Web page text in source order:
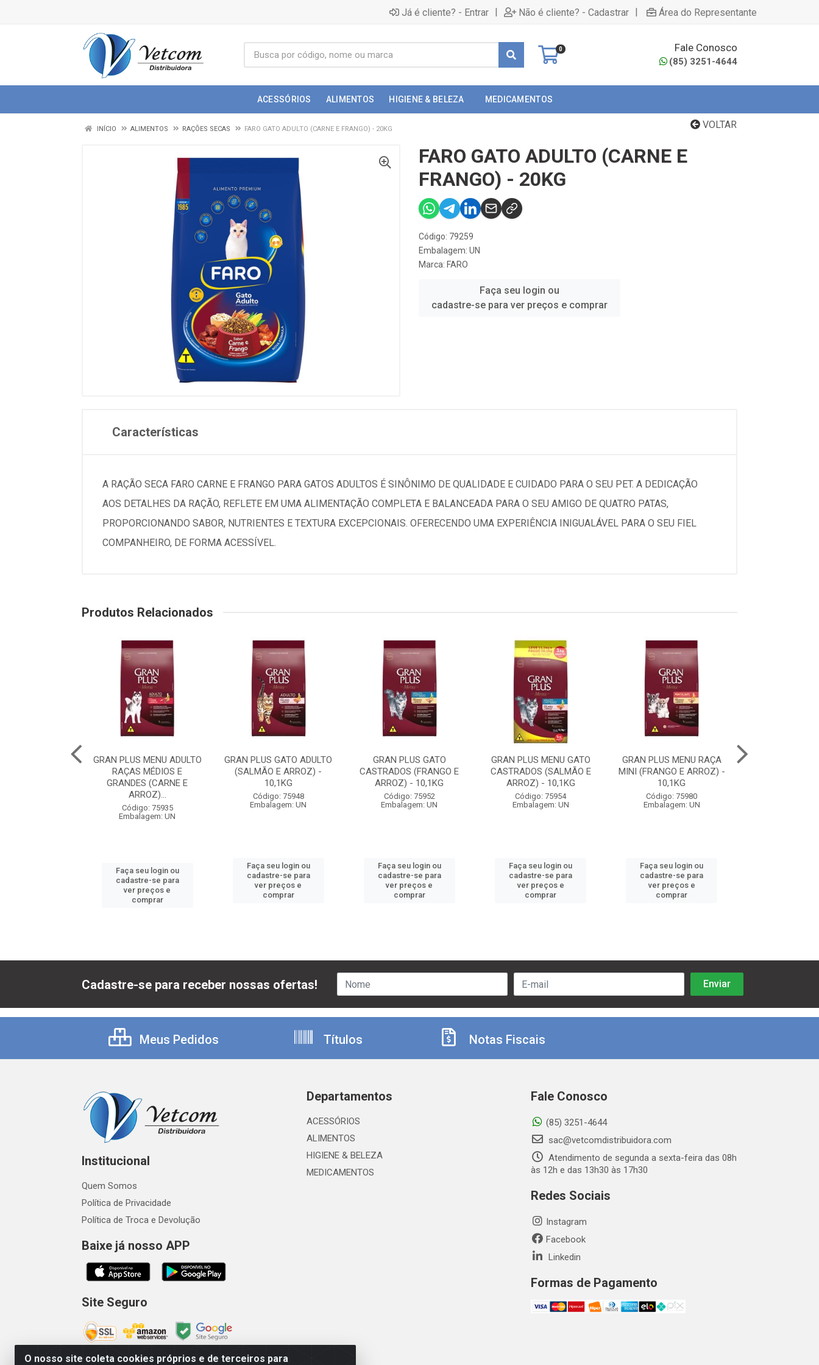
Já é cliente? - Entrar | Não é cliente? - Cadastrar | Área do Representante
0 Fale Conosco
(85) 3251-4644
ACESSÓRIOS ALIMENTOS HIGIENE & BELEZA MEDICAMENTOS
VOLTAR
INÍCIO ALIMENTOS RAÇÕES SECAS FARO GATO ADULTO (CARNE E FRANGO) - 20KG
FARO GATO ADULTO (CARNE E
FRANGO) - 20KG
Código: 79259
Embalagem: UN
Marca: FARO
Faça seu login ou
cadastre-se para ver preços e comprar
Características
A RAÇÃO SECA FARO CARNE E FRANGO PARA GATOS ADULTOS É SINÔNIMO DE QUALIDADE E CUIDADO PARA O SEU PET. A DEDICAÇÃO
AOS DETALHES DA RAÇÃO, REFLETE EM UMA ALIMENTAÇÃO COMPLETA E BALANCEADA PARA O SEU AMIGO DE QUATRO PATAS,
PROPORCIONANDO SABOR, NUTRIENTES E TEXTURA EXCEPCIONAIS. OFERECENDO UMA EXPERIÊNCIA INIGUALÁVEL PARA O SEU FIEL
COMPANHEIRO, DE FORMA ACESSÍVEL.
Produtos Relacionados
GRAN PLUS MENU ADULTO
RAÇAS MÉDIOS E
GRANDES (CARNE E
ARROZ)...
Código: 75935
Embalagem: UN
Faça seu login ou
cadastre-se para
ver preços e
comprar
GRAN PLUS GATO ADULTO
(SALMÃO E ARROZ) -
10,1KG
Código: 75948
Embalagem: UN
Faça seu login ou
cadastre-se para
ver preços e
comprar
GRAN PLUS GATO
CASTRADOS (FRANGO E
ARROZ) - 10,1KG
Código: 75952
Embalagem: UN
Faça seu login ou
cadastre-se para
ver preços e
comprar
GRAN PLUS MENU GATO
CASTRADOS (SALMÃO E
ARROZ) - 10,1KG
Código: 75954
Embalagem: UN
Faça seu login ou
cadastre-se para
ver preços e
comprar
GRAN PLUS MENU RAÇA
MINI (FRANGO E ARROZ) -
10,1KG
Código: 75980
Embalagem: UN
Faça seu login ou
cadastre-se para
ver preços e
comprar
O nosso site coleta cookies próprios e de terceiros para
Cadastre-se para receber nossas ofertas!
Meus Pedidos Títulos Notas Fiscais
Institucional
Quem Somos
Política de Privacidade
Política de Troca e Devolução
Baixe já nosso APP
Site Seguro
Departamentos
ACESSÓRIOS
ALIMENTOS
HIGIENE & BELEZA
MEDICAMENTOS
Fale Conosco
(85) 3251-4644
sac@vetcomdistribuidora.com
Atendimento de segunda a sexta-feira das 08h
às 12h e das 13h30 às 17h30
Redes Sociais
Instagram
Facebook
Linkedin
Formas de Pagamento